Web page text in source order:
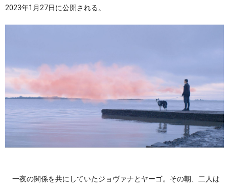
2023年1月27日に公開される。
一夜の関係を共にしていたジョヴァナとヤーゴ。その朝、二人は